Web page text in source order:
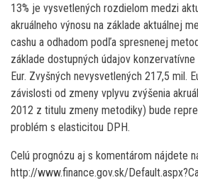
13% je vysvetlených rozdielom medzi
akruálneho výnosu na základe aktuálnej
cashu a odhadom podľa spresnenej
základe dostupných údajov konzervatívne
Eur. Zvyšných nevysvetlených 217,5 mil.
závislosti od zmeny vplyvu zvýšenia
2012 z titulu zmeny metodiky) bude
problém s elasticitou DPH.
Celú prognózu aj s komentárom nájdete
http://www.finance.gov.sk/